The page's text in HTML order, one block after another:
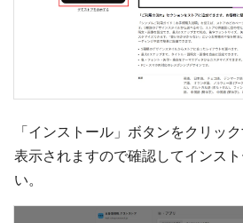
「インストール」ボタンをクリッ
表示されますので確認してインス
い。